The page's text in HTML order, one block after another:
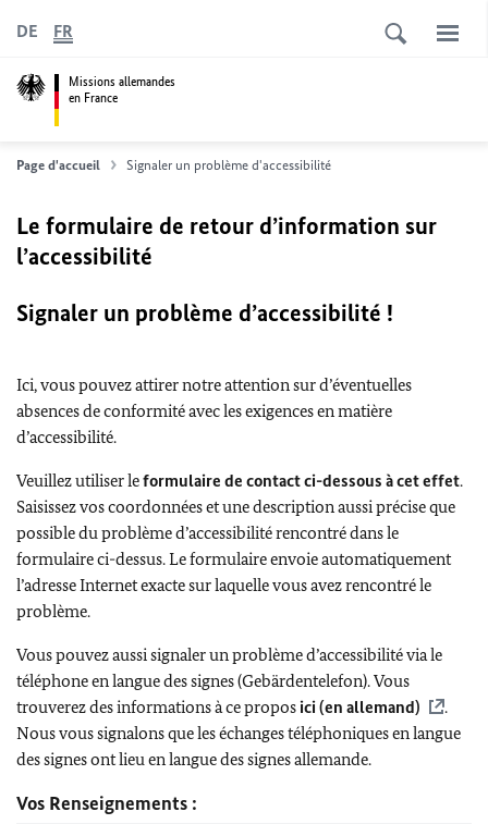
Missions allemandes
en France
DE FR
Page d'accueil Signaler un problème d'accessibilité
Le formulaire de retour d’information sur
l’accessibilité
Signaler un problème d’accessibilité !
Ici, vous pouvez attirer notre attention sur d’éventuelles
absences de conformité avec les exigences en matière
d’accessibilité.
Veuillez utiliser leformulaire de contact ci-dessous à cet effet.
Saisissez vos coordonnées et une description aussi précise que
possible du problème d’accessibilité rencontré dans le
formulaire ci-dessus. Le formulaire envoie automatiquement
l’adresse Internet exacte sur laquelle vous avez rencontré le
problème.
Vous pouvez aussi signaler un problème d’accessibilité via le
téléphone en langue des signes (Gebärdentelefon). Vous
trouverez des informations à ce propos ici (en allemand)
.
Nous vous signalons que les échanges téléphoniques en langue
des signes ont lieu en langue des signes allemande.
Vos Renseignements :